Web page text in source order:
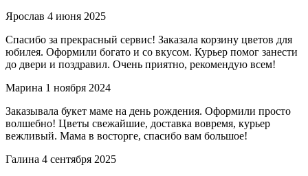
Ярослав 4 июня 2025
Спасибо за прекрасный сервис! Заказала корзину цветов для
юбилея. Оформили богато и со вкусом. Курьер помог занести
до двери и поздравил. Очень приятно, рекомендую всем!
Марина 1 ноября 2024
Заказывала букет маме на день рождения. Оформили просто
волшебно! Цветы свежайшие, доставка вовремя, курьер
вежливый. Мама в восторге, спасибо вам большое!
Галина 4 сентября 2025